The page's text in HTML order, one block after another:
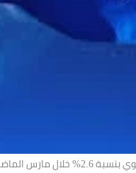
(متداولة).